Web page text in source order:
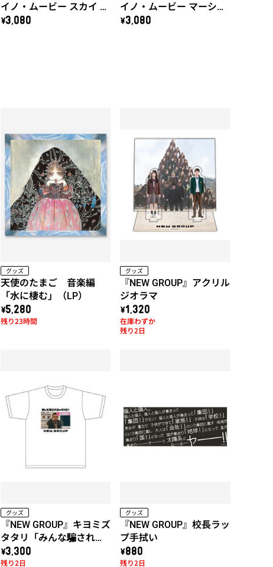
イノ・ムービー スカイ ダ
イノジェット(プテラノド
\3,080
イノ・ムービー マーシャ
ル ダイノファイヤートラ
\3,080
グッズ
天使のたまご 音楽編
「水に棲む」（LP）
\5,280
残り23時間
グッズ
『NEW GROUP』アクリル
ジオラマ
\1,320
在庫わずか
残り2日
グッズ
『NEW GROUP』キヨミズ
タタリ「みんな騙されち
ゃダメだ！」Tシャツ
\3,300
残り2日
グッズ
『NEW GROUP』校長ラッ
プ手拭い
\880
残り2日